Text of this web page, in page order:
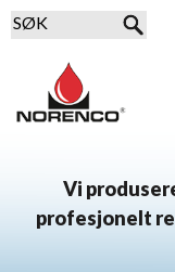
Vi
profesjonelt